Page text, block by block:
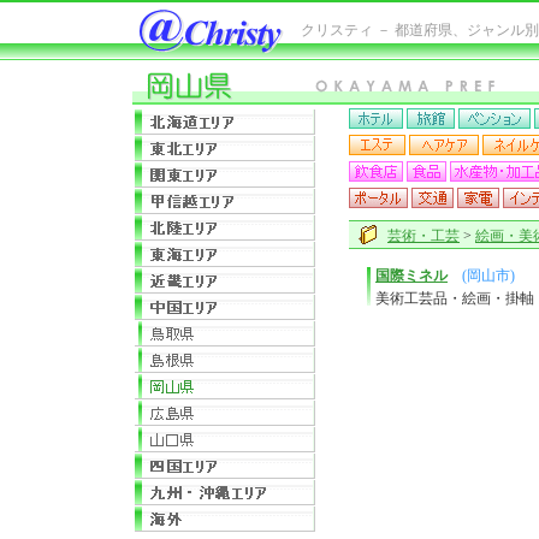
クリスティ － 都道府県、ジャンル
芸術・工芸 > 絵画・美
国際ミネル
(岡山市)
美術工芸品・絵画・掛